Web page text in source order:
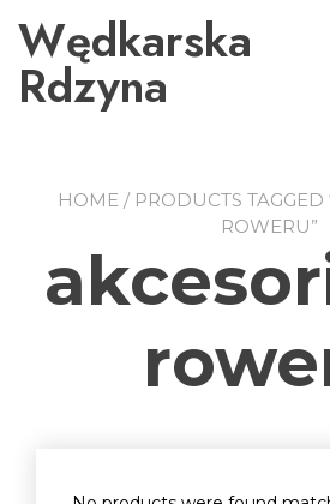
do
treściWędkarska
Rdzyna
HOME / PRODUCTS TAGGED
ROWERU”